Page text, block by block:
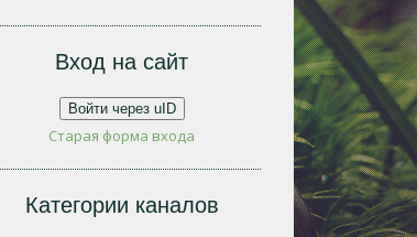
Вход на сайт
Войти через uID
Старая форма входа
Категории каналов